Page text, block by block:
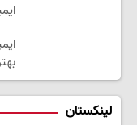
لینکستان